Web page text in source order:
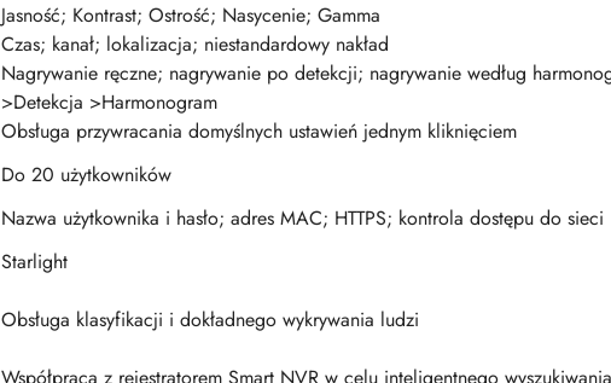
Jasność; Kontrast; Ostrość; Nasycenie; Gamma
Czas; kanał; lokalizacja; niestandardowy nakład
Nagrywanie ręczne; nagrywanie po detekcji; nagrywanie według
>Detekcja >Harmonogram
Obsługa przywracania domyślnych ustawień jednym kliknięciem
Do 20 użytkowników
Nazwa użytkownika i hasło; adres MAC; HTTPS; kontrola dostępu do sieci
Starlight
Obsługa klasyfikacji i dokładnego wykrywania ludzi